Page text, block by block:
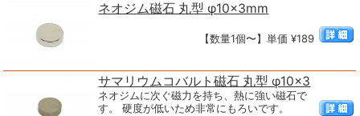
ネオジム磁石 丸型 φ10×3mm
【数量1個〜】単価 ¥189
サマリウムコバルト磁石 丸型 φ10×3
ネオジムに次ぐ磁力を持ち、熱に強い磁石で
す。 硬度が低いため非常にもろいです。